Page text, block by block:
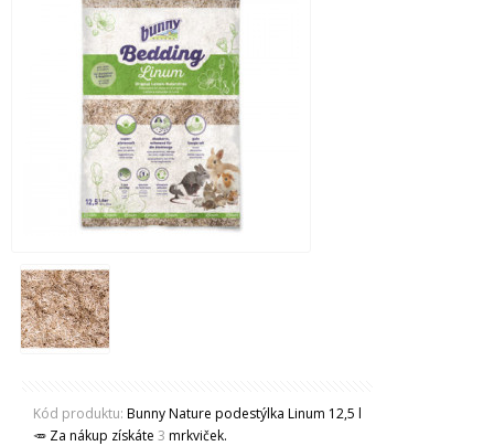
Kód produktu: Bunny Nature podestýlka Linum 12,5 l
🥕 Za nákup získáte 3 mrkviček.